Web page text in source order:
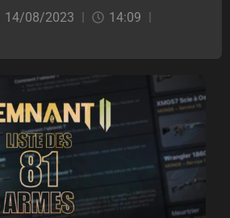
14/08/2023
14:09